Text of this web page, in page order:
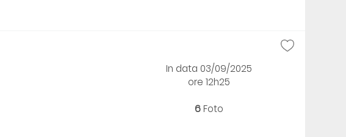
In data 03/09/2025
ore 12h25
6 Foto